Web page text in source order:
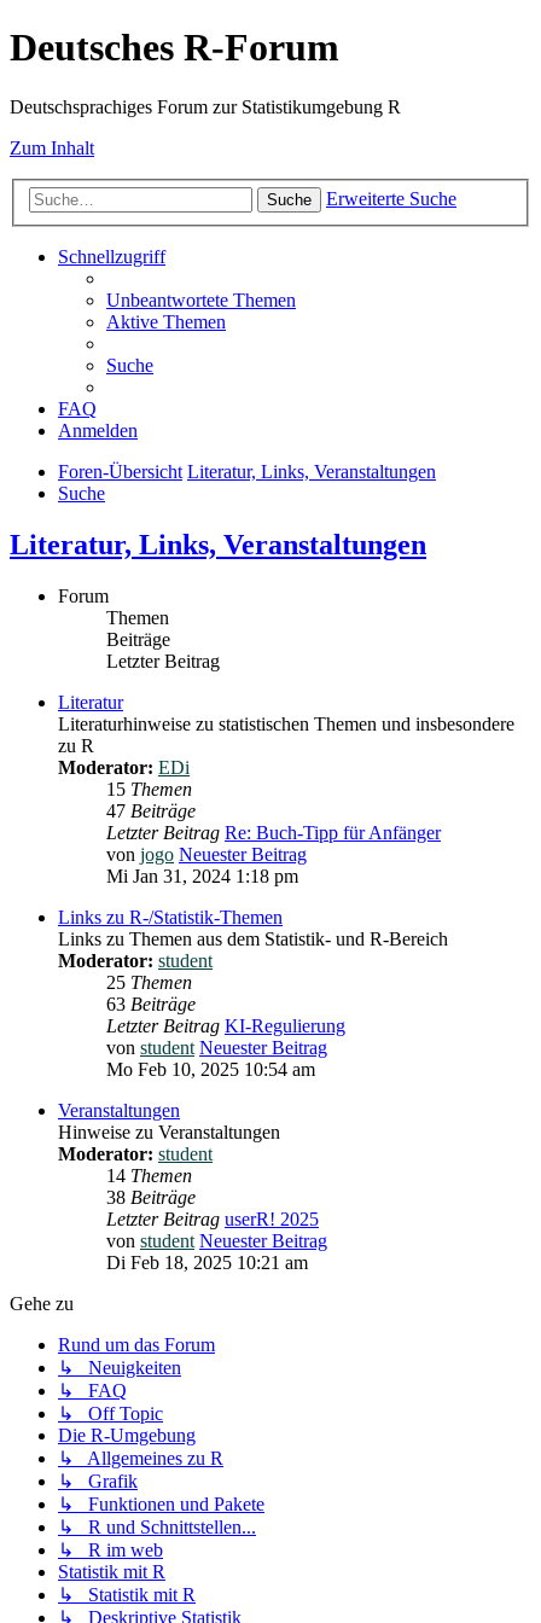
Deutsches R-Forum
Deutschsprachiges Forum zur Statistikumgebung R
Zum Inhalt
Suche Erweiterte Suche
Schnellzugriff
Unbeantwortete Themen
Aktive Themen
Suche
FAQ
Anmelden
Foren-Übersicht Literatur, Links, Veranstaltungen
Suche
Literatur, Links, Veranstaltungen
Forum
Themen
Beiträge
Letzter Beitrag
Literatur
Literaturhinweise zu statistischen Themen und insbesondere
zu R
Moderator: EDi
15 Themen
47 Beiträge
Letzter Beitrag Re: Buch-Tipp für Anfänger
von jogo Neuester Beitrag
Mi Jan 31, 2024 1:18 pm
Links zu R-/Statistik-Themen
Links zu Themen aus dem Statistik- und R-Bereich
Moderator: student
25 Themen
63 Beiträge
Letzter Beitrag KI-Regulierung
von student Neuester Beitrag
Mo Feb 10, 2025 10:54 am
Veranstaltungen
Hinweise zu Veranstaltungen
Moderator: student
14 Themen
38 Beiträge
Letzter Beitrag userR! 2025
von student Neuester Beitrag
Di Feb 18, 2025 10:21 am
Gehe zu
Rund um das Forum
↳ Neuigkeiten
↳ FAQ
↳ Off Topic
Die R-Umgebung
↳ Allgemeines zu R
↳ Grafik
↳ Funktionen und Pakete
↳ R und Schnittstellen...
↳ R im web
Statistik mit R
↳ Statistik mit R
↳ Deskriptive Statistik